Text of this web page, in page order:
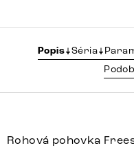
Popis Séria
Rohová pohovka